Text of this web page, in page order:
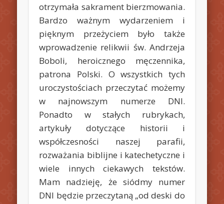
otrzymała sakrament bierzmowania.
Bardzo ważnym wydarzeniem i
pięknym przeżyciem było także
wprowadzenie relikwii św. Andrzeja
Boboli, heroicznego męczennika,
patrona Polski. O wszystkich tych
uroczystościach przeczytać możemy
w najnowszym numerze DNI.
Ponadto w stałych rubrykach,
artykuły dotyczące historii i
współczesności naszej parafii,
rozważania biblijne i katechetyczne i
wiele innych ciekawych tekstów.
Mam nadzieję, że siódmy numer
DNI będzie przeczytaną „od deski do